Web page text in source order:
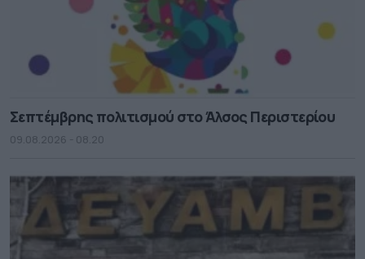
Σεπτέμβρης πολιτισμού στο Άλσος Περιστερίου
09.08.2026 - 08.20